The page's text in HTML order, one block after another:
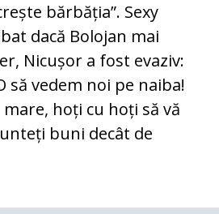
bărbăția”. Sexy
dacă Bolojan mai
Nicușor a fost evaziv:
să vedem noi pe naiba!
mare, hoți cu hoți să vă
buni decât de